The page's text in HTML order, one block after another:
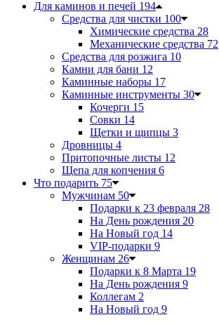
Для каминов и печей 194
Средства для чистки 100
Химические средства 28
Механические средства 72
Средства для розжига 10
Камни для бани 12
Каминные наборы 17
Каминные инструменты 30
Кочерги 15
Совки 14
Щетки и щипцы 3
Дровницы 4
Притопочные листы 12
Щепа для копчения 6
Что подарить 75
Мужчинам 50
Подарки к 23 февраля 28
На День рождения 20
На Новый год 14
VIP-подарки 9
Женщинам 26
Подарки к 8 Марта 19
На День рождения 9
Коллегам 2
На Новый год 9